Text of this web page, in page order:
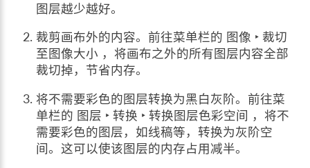
图层越少越好。
裁剪画布外的内容。前往菜单栏的 图像 ‣ 裁切
至图像大小 ，将画布之外的所有图层内容全部
裁切掉，节省内存。
将不需要彩色的图层转换为黑白灰阶。前往菜
单栏的 图层 ‣ 转换 ‣ 转换图层色彩空间 ，将不
需要彩色的图层，如线稿等，转换为灰阶空
间。这可以使该图层的内存占用减半。